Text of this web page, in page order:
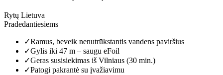
Rytų Lietuva
Pradedantiesiems
✓Ramus, beveik nenutrūkstantis vandens paviršius
✓Gylis iki 47 m – saugu eFoil
✓Geras susisiekimas iš Vilniaus (30 min.)
✓Patogi pakrantė su įvažiavimu